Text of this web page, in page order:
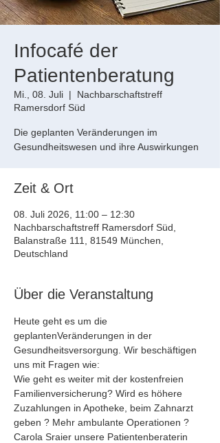
Infocafé der
Patientenberatung
Mi., 08. Juli
  |
Nachbarschaftstreff
Ramersdorf Süd
Die geplanten Veränderungen im
Gesundheitswesen und ihre Auswirkungen
Zeit & Ort
08. Juli 2026, 11:00 – 12:30
Nachbarschaftstreff Ramersdorf Süd,
Balanstraße 111, 81549 München,
Deutschland
Über die Veranstaltung
Heute geht es um die
geplantenVeränderungen in der
Gesundheitsversorgung. Wir beschäftigen
uns mit Fragen wie:
Wie geht es weiter mit der kostenfreien
Familienversicherung? Wird es höhere
Zuzahlungen in Apotheke, beim Zahnarzt
geben ? Mehr ambulante Operationen ?
Carola Sraier unsere Patientenberaterin